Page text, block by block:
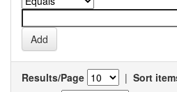
Results/Page | Sort